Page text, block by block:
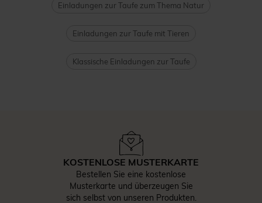
Einladungen zur Taufe zum Thema Natur
Einladungen zur Taufe mit Tieren
Klassische Einladungen zur Taufe
KOSTENLOSE MUSTERKARTE
Bestellen Sie eine kostenlose
Musterkarte und überzeugen Sie
sich selbst von unseren Produkten.